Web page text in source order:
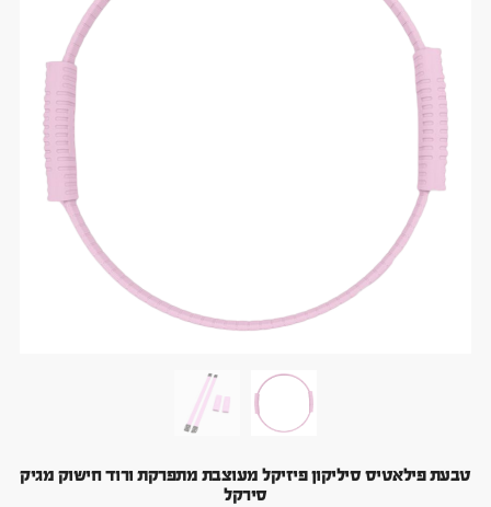
טבעת פילאטיס סיליקון פיזיקל מעוצבת מתפרקת ורוד חישוק מגיק
סירקל